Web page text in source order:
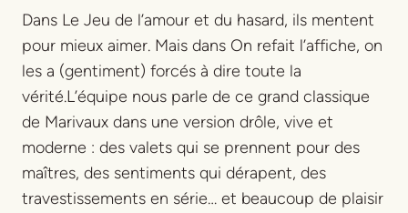
Dans Le Jeu de l’amour et du hasard, ils mentent
pour mieux aimer. Mais dans On refait l’affiche, on
les a (gentiment) forcés à dire toute la
vérité.L’équipe nous parle de ce grand classique
de Marivaux dans une version drôle, vive et
moderne : des valets qui se prennent pour des
maîtres, des sentiments qui dérapent, des
travestissements en série… et beaucoup de plaisir